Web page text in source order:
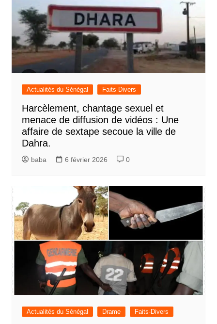
Actualités du Sénégal Faits-Divers
Harcèlement, chantage sexuel et
menace de diffusion de vidéos : Une
affaire de sextape secoue la ville de
Dahra.
baba 6 février 2026 0
Actualités du Sénégal Drame Faits-Divers